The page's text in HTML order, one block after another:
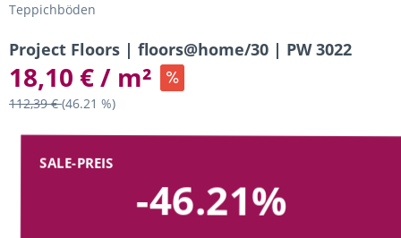
Teppichböden
Project Floors | floors@home/30 | PW 3022
18,10 € / m²
112,39 €(46.21 %)
SALE-PREIS
-46.21%